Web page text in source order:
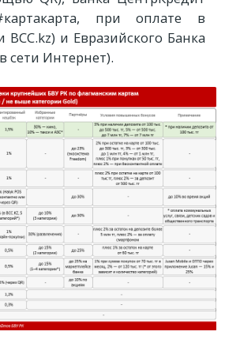
при оплате в
и Евразийского Банка
сети Интернет).